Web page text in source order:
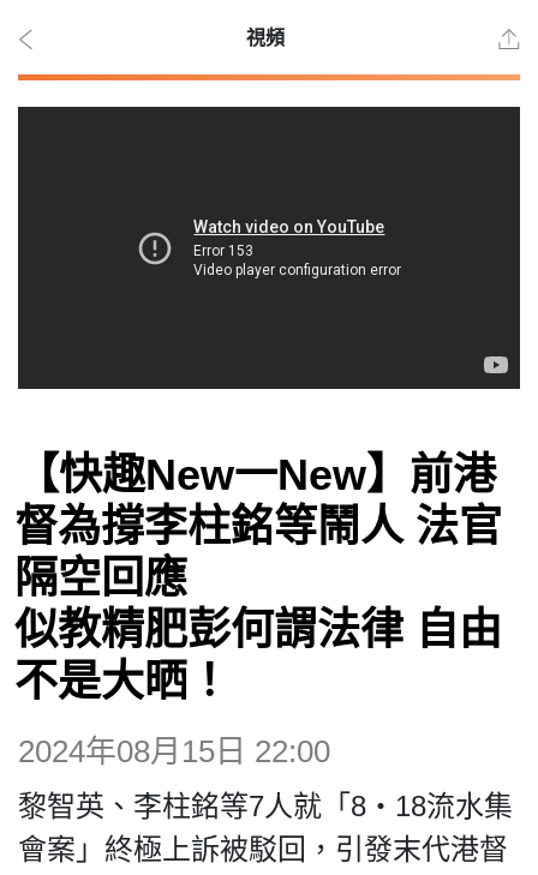
觀點
博客
投票
視頻
昔日
視頻
【快趣New一New】前港
督為撐李柱銘等鬧人 法官
隔空回應
似教精肥彭何謂法律 自由
不是大晒！
2024年08月15日 22:00
黎智英、李柱銘等7人就「8‧18流水集
會案」終極上訴被駁回，引發末代港督